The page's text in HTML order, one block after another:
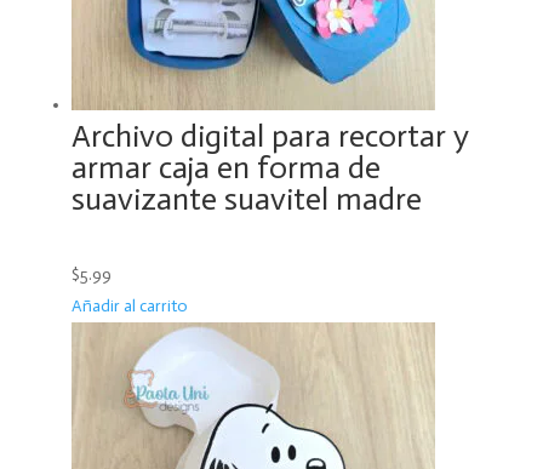
Archivo digital para recortar y
armar caja en forma de
suavizante suavitel madre
$5.99
Añadir al carrito